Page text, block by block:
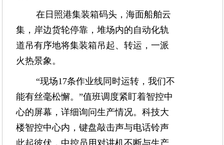
在日照港集装箱码头，海面船舶云
集，岸边货轮停靠，堆场内的自动化轨
道吊有序地将集装箱吊起、转运，一派
火热景象。
“现场17条作业线同时运转，我们不
能有丝毫松懈。”值班调度紧盯着智控中
心的屏幕，详细询问生产情况。科技大
楼智控中心内，键盘敲击声与电话铃声